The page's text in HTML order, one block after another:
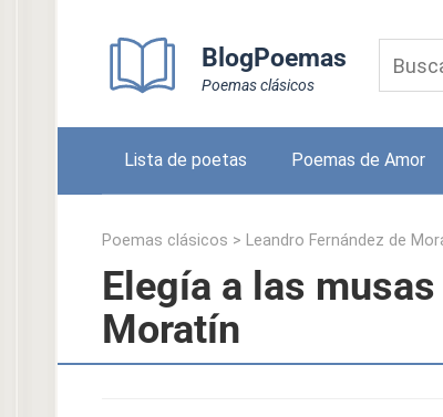
BlogPoemas
Poemas clásicos
Lista de poetas Poemas de Amor
Poemas clásicos > Leandro Fernández de
Elegía a las
Moratín